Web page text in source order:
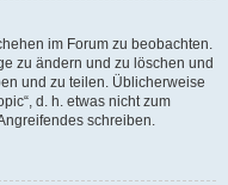
im Forum zu beobachten.
zu ändern und zu löschen und
und zu teilen. Üblicherweise
d. h. etwas nicht zum
schreiben.